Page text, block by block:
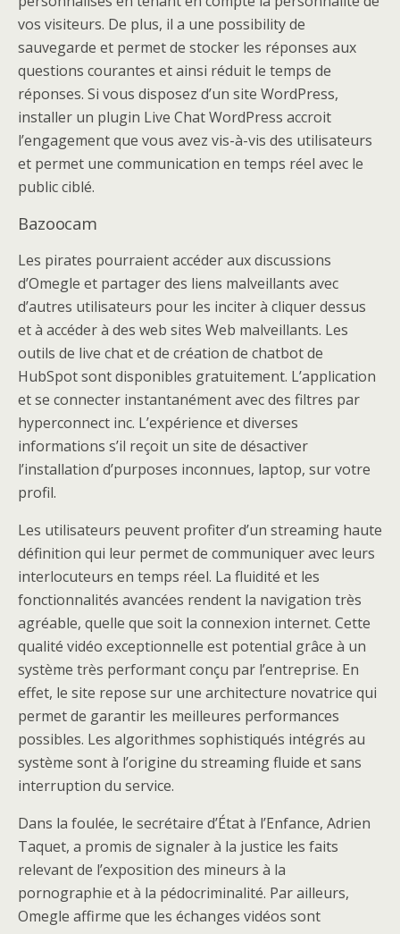
vos visiteurs. De plus, il a une possibility de
sauvegarde et permet de stocker les réponses aux
questions courantes et ainsi réduit le temps de
réponses. Si vous disposez d’un site WordPress,
installer un plugin Live Chat WordPress accroit
l’engagement que vous avez vis-à-vis des utilisateurs
et permet une communication en temps réel avec le
public ciblé.
Bazoocam
Les pirates pourraient accéder aux discussions
d’Omegle et partager des liens malveillants avec
d’autres utilisateurs pour les inciter à cliquer dessus
et à accéder à des web sites Web malveillants. Les
outils de live chat et de création de chatbot de
HubSpot sont disponibles gratuitement. L’application
et se connecter instantanément avec des filtres par
hyperconnect inc. L’expérience et diverses
informations s’il reçoit un site de désactiver
l’installation d’purposes inconnues, laptop, sur votre
profil.
Les utilisateurs peuvent profiter d’un streaming haute
définition qui leur permet de communiquer avec leurs
interlocuteurs en temps réel. La fluidité et les
fonctionnalités avancées rendent la navigation très
agréable, quelle que soit la connexion internet. Cette
qualité vidéo exceptionnelle est potential grâce à un
système très performant conçu par l’entreprise. En
effet, le site repose sur une architecture novatrice qui
permet de garantir les meilleures performances
possibles. Les algorithmes sophistiqués intégrés au
système sont à l’origine du streaming fluide et sans
interruption du service.
Dans la foulée, le secrétaire d’État à l’Enfance, Adrien
Taquet, a promis de signaler à la justice les faits
relevant de l’exposition des mineurs à la
pornographie et à la pédocriminalité. Par ailleurs,
Omegle affirme que les échanges vidéos sont